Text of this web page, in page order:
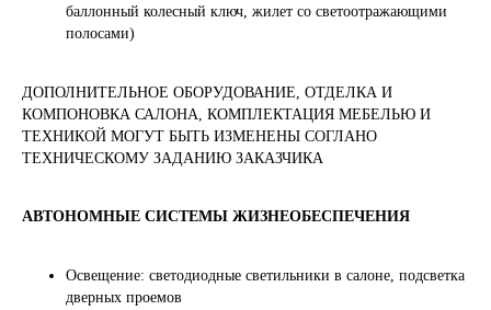
баллонный колесный ключ, жилет со светоотражающими
полосами)
ДОПОЛНИТЕЛЬНОЕ ОБОРУДОВАНИЕ, ОТДЕЛКА И
КОМПОНОВКА САЛОНА, КОМПЛЕКТАЦИЯ МЕБЕЛЬЮ И
ТЕХНИКОЙ МОГУТ БЫТЬ ИЗМЕНЕНЫ СОГЛАНО
ТЕХНИЧЕСКОМУ ЗАДАНИЮ ЗАКАЗЧИКА
АВТОНОМНЫЕ СИСТЕМЫ ЖИЗНЕОБЕСПЕЧЕНИЯ
Освещение: светодиодные светильники в салоне, подсветка
дверных проемов